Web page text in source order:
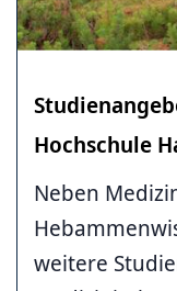
Hochschule
Neben
weitere